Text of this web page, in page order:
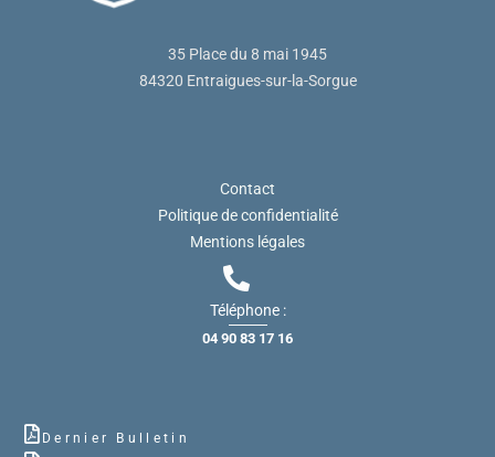
35 Place du 8 mai 1945
84320 Entraigues-sur-la-Sorgue
Contact
Politique de confidentialité
Mentions légales
Téléphone :
04 90 83 17 16
Dernier Bulletin